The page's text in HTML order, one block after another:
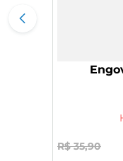
R$ 35,90